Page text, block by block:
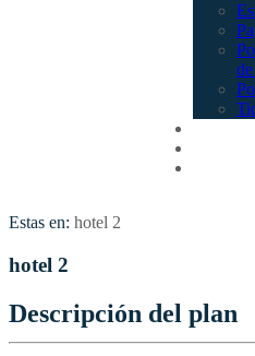
Estas en: hotel 2
hotel 2
Descripción del plan